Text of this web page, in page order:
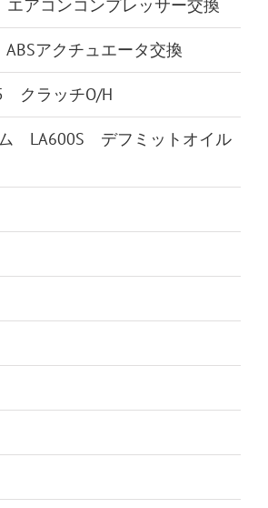
アコンコンプレッサー交換
アクチュエータ交換
クラッチO/H
LA600S デフミットオイル